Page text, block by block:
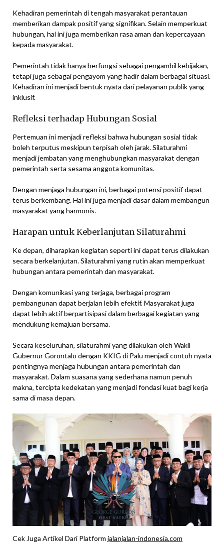
Kehadiran pemerintah di tengah masyarakat perantauan
memberikan dampak positif yang signifikan. Selain memperkuat
hubungan, hal ini juga memberikan rasa aman dan kepercayaan
kepada masyarakat.
Pemerintah tidak hanya berfungsi sebagai pengambil kebijakan,
tetapi juga sebagai pengayom yang hadir dalam berbagai situasi.
Kehadiran ini menjadi bentuk nyata dari pelayanan publik yang
inklusif.
Refleksi terhadap Hubungan Sosial
Pertemuan ini menjadi refleksi bahwa hubungan sosial tidak
boleh terputus meskipun terpisah oleh jarak. Silaturahmi
menjadi jembatan yang menghubungkan masyarakat dengan
pemerintah serta sesama anggota komunitas.
Dengan menjaga hubungan ini, berbagai potensi positif dapat
terus berkembang. Hal ini juga menjadi dasar dalam membangun
masyarakat yang harmonis.
Harapan untuk Keberlanjutan Silaturahmi
Ke depan, diharapkan kegiatan seperti ini dapat terus dilakukan
secara berkelanjutan. Silaturahmi yang rutin akan memperkuat
hubungan antara pemerintah dan masyarakat.
Dengan komunikasi yang terjaga, berbagai program
pembangunan dapat berjalan lebih efektif. Masyarakat juga
dapat lebih aktif berpartisipasi dalam berbagai kegiatan yang
mendukung kemajuan bersama.
Secara keseluruhan, silaturahmi yang dilakukan oleh Wakil
Gubernur Gorontalo dengan KKIG di Palu menjadi contoh nyata
pentingnya menjaga hubungan antara pemerintah dan
masyarakat. Dalam suasana yang sederhana namun penuh
makna, tercipta kedekatan yang menjadi fondasi kuat bagi kerja
sama di masa depan.
Cek Juga Artikel Dari Platform jalanjalan-indonesia.com